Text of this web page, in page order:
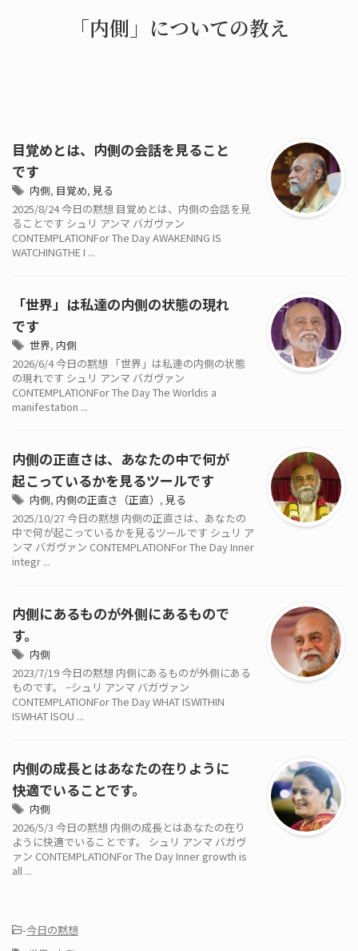
「内側」についての教え
目覚めとは、内側の会話を見ること
です
内側, 目覚め, 見る
2025/8/24 今日の黙想 目覚めとは、内側の会話を見
ることです シュリ アンマ バガヴァン
CONTEMPLATIONFor The Day AWAKENING IS
WATCHINGTHE I ...
「世界」は私達の内側の状態の現れ
です
世界, 内側
2026/6/4 今日の黙想 「世界」は私達の内側の状態
の現れです シュリ アンマ バガヴァン
CONTEMPLATIONFor The Day The Worldis a
manifestation ...
内側の正直さは、あなたの中で何が
起こっているかを見るツールです
内側, 内側の正直さ（正直） , 見る
2025/10/27 今日の黙想 内側の正直さは、あなたの
中で何が起こっているかを見るツールです シュリ ア
ンマ バガヴァン CONTEMPLATIONFor The Day Inner
integr ...
内側にあるものが外側にあるもので
す。
内側
2023/7/19 今日の黙想 内側にあるものが外側にある
ものです。 −シュリ アンマ バガヴァン
CONTEMPLATIONFor The Day WHAT ISWITHIN
ISWHAT ISOU ...
内側の成長とはあなたの在りように
快適でいることです。
内側
2026/5/3 今日の黙想 内側の成長とはあなたの在り
ように快適でいることです。 シュリ アンマ バガヴ
ァン CONTEMPLATIONFor The Day Inner growth is
all ...
-今日の黙想